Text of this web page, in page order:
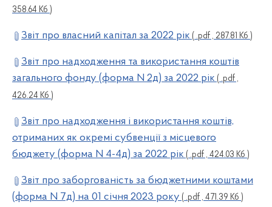
358.64 Кб )
Звіт про власний капітал за 2022 рік ( .pdf , 287.81 Кб )
Звіт про надходження та використання коштів
загального фонду (форма N 2д) за 2022 рік ( .pdf ,
426.24 Кб )
Звіт про надходження і використання коштів,
отриманих як окремі субвенції з місцевого
бюджету (форма N 4-4д) за 2022 рік ( .pdf , 424.03 Кб )
Звіт про заборгованість за бюджетними коштами
(форма N 7д) на 01 січня 2023 року ( .pdf , 471.39 Кб )